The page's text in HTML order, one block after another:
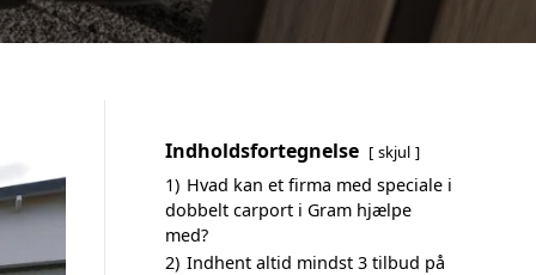
Indholdsfortegnelse skjul
1) Hvad kan et firma med speciale i
dobbelt carport i Gram hjælpe
med?
2) Indhent altid mindst 3 tilbud på